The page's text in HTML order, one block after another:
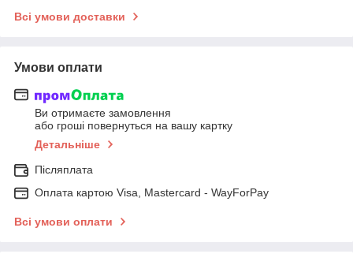
Всі умови доставки
Умови оплати
Ви отримаєте замовлення
або гроші повернуться на вашу картку
Детальніше
Післяплата
Оплата картою Visa, Mastercard - WayForPay
Всі умови оплати